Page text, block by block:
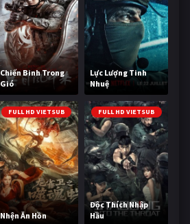
Chiến Binh Trong
Gió
Lực Lượng Tinh
Nhuệ
FULL HD VIETSUB
Nhện Ăn Hồn
FULL HD VIETSUB
Độc Thích Nhập
Hầu